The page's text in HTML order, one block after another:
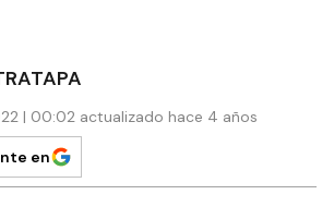
| 00:02 actualizado hace 4 años
en